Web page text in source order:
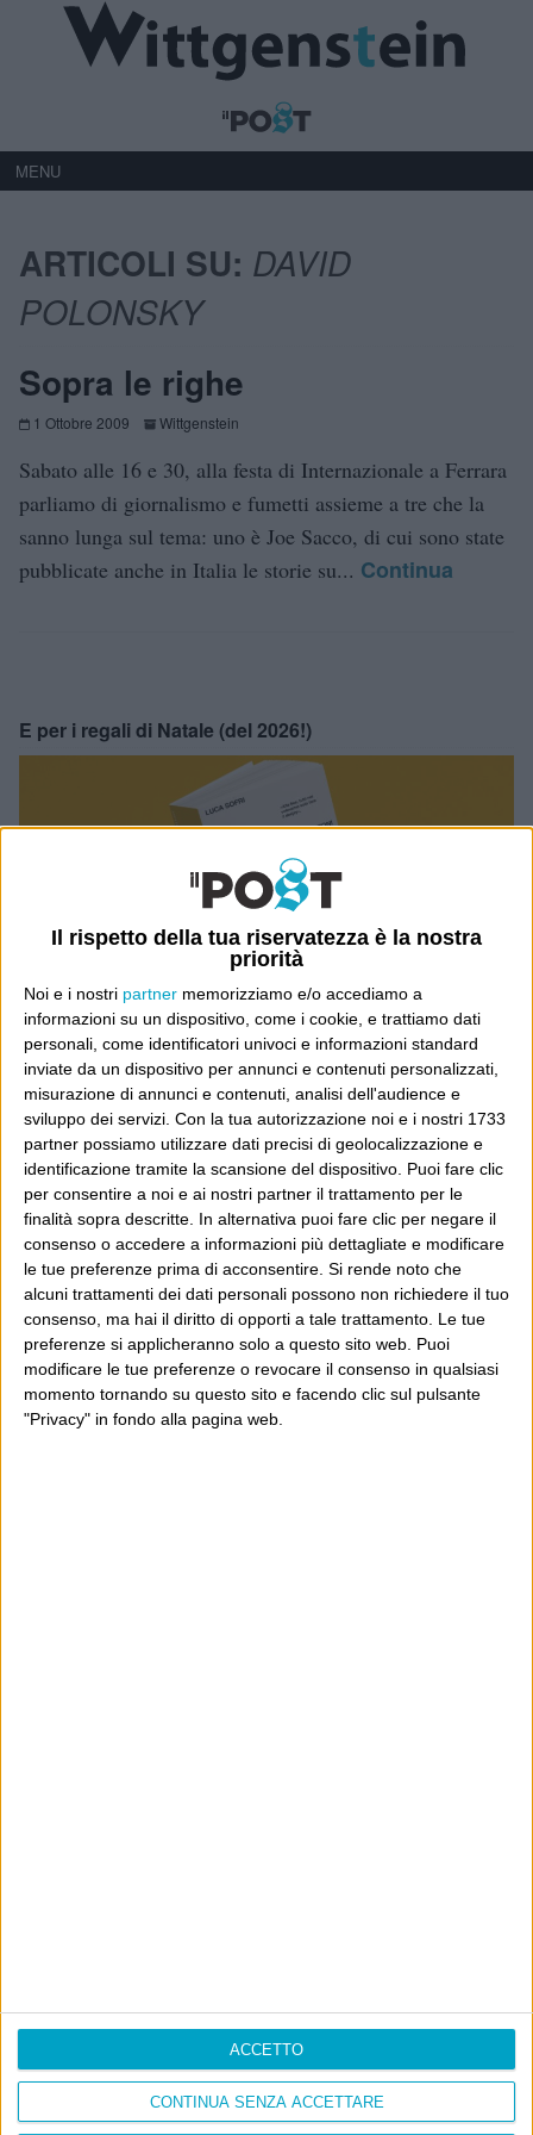
Il rispetto della tua riservatezza è la nostra
priorità
Noi e i nostri partner memorizziamo e/o accediamo a
informazioni su un dispositivo, come i cookie, e trattiamo dati
personali, come identificatori univoci e informazioni standard
inviate da un dispositivo per annunci e contenuti personalizzati,
misurazione di annunci e contenuti, analisi dell'audience e
sviluppo dei servizi. Con la tua autorizzazione noi e i nostri 1733
partner possiamo utilizzare dati precisi di geolocalizzazione e
identificazione tramite la scansione del dispositivo. Puoi fare clic
per consentire a noi e ai nostri partner il trattamento per le
finalità sopra descritte. In alternativa puoi fare clic per negare il
consenso o accedere a informazioni più dettagliate e modificare
le tue preferenze prima di acconsentire. Si rende noto che
alcuni trattamenti dei dati personali possono non richiedere il tuo
consenso, ma hai il diritto di opporti a tale trattamento. Le tue
preferenze si applicheranno solo a questo sito web. Puoi
modificare le tue preferenze o revocare il consenso in qualsiasi
momento tornando su questo sito e facendo clic sul pulsante
"Privacy" in fondo alla pagina web.
CONTINUA SENZA ACCETTARE
ACCETTO
MENU
ARTICOLI SU: DAVID
POLONSKY
Sopra le righe
1 Ottobre 2009 Wittgenstein
Sabato alle 16 e 30, alla festa di Internazionale a Ferrara
parliamo di giornalismo e fumetti assieme a tre che la
sanno lunga sul tema: uno è Joe Sacco, di cui sono state
pubblicate anche in Italia le storie su... Continua
E per i regali di Natale (del 2026!)